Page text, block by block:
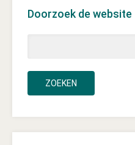
Doorzoek de website